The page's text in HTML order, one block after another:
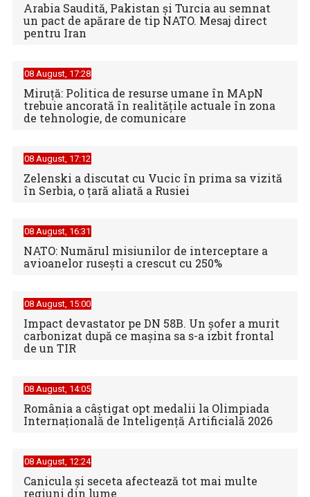
Arabia Saudită, Pakistan și Turcia au semnat
un pact de apărare de tip NATO. Mesaj direct
pentru Iran
08 August, 17:28
Miruță: Politica de resurse umane în MApN
trebuie ancorată în realitățile actuale în zona
de tehnologie, de comunicare
08 August, 17:12
Zelenski a discutat cu Vucic în prima sa vizită
în Serbia, o ţară aliată a Rusiei
08 August, 16:31
NATO: Numărul misiunilor de interceptare a
avioanelor ruseşti a crescut cu 250%
08 August, 15:00
Impact devastator pe DN 58B. Un șofer a murit
carbonizat după ce mașina sa s-a izbit frontal
de un TIR
08 August, 14:05
România a câștigat opt medalii la Olimpiada
Internațională de Inteligență Artificială 2026
08 August, 12:24
Canicula şi seceta afectează tot mai multe
regiuni din lume